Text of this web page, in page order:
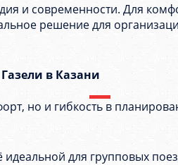
и современности. Для
решение для
в Казани
но и гибкость в
идеальной для групповых